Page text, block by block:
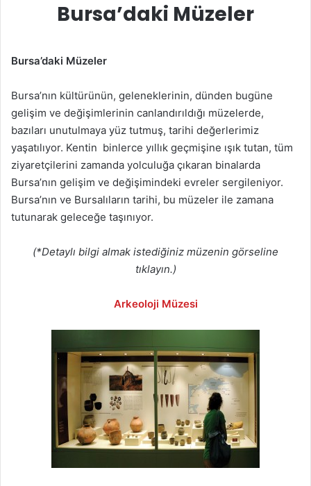
Bursa’daki Müzeler
Bursa’daki Müzeler
Bursa’nın kültürünün, geleneklerinin, dünden bugüne
gelişim ve değişimlerinin canlandırıldığı müzelerde,
bazıları unutulmaya yüz tutmuş, tarihi değerlerimiz
yaşatılıyor. Kentin binlerce yıllık geçmişine ışık tutan, tüm
ziyaretçilerini zamanda yolculuğa çıkaran binalarda
Bursa’nın gelişim ve değişimindeki evreler sergileniyor.
Bursa’nın ve Bursalıların tarihi, bu müzeler ile zamana
tutunarak geleceğe taşınıyor.
(*Detaylı bilgi almak istediğiniz müzenin görseline
tıklayın.)
Arkeoloji Müzesi